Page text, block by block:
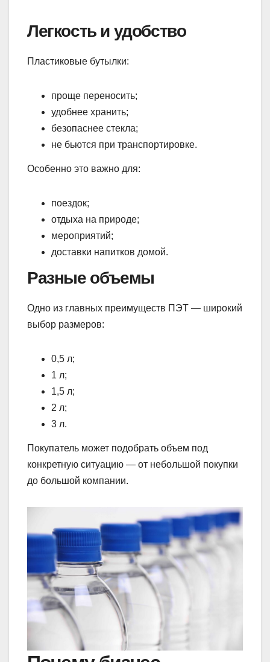
Легкость и удобство
Пластиковые бутылки:
проще переносить;
удобнее хранить;
безопаснее стекла;
не бьются при транспортировке.
Особенно это важно для:
поездок;
отдыха на природе;
мероприятий;
доставки напитков домой.
Разные объемы
Одно из главных преимуществ ПЭТ — широкий
выбор размеров:
0,5 л;
1 л;
1,5 л;
2 л;
3 л.
Покупатель может подобрать объем под
конкретную ситуацию — от небольшой покупки
до большой компании.